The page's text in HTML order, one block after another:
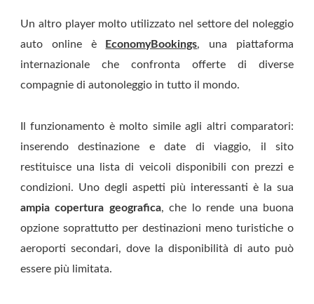
Un altro player molto utilizzato nel settore del noleggio
auto online è
EconomyBookings, una piattaforma
internazionale che confronta offerte di diverse
compagnie di autonoleggio in tutto il mondo.
Il funzionamento è molto simile agli altri comparatori:
inserendo destinazione e date di viaggio, il sito
restituisce una lista di veicoli disponibili con prezzi e
condizioni. Uno degli aspetti più interessanti è la sua
ampia copertura geografica, che lo rende una buona
opzione soprattutto per destinazioni meno turistiche o
aeroporti secondari, dove la disponibilità di auto può
essere più limitata.